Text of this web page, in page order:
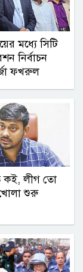
মধ্যে সিটি
নির্বাচন
ফখরুল
কই, লীগ তো
শুরু